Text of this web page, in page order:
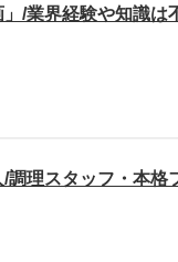
/業界経験や知識は
理スタッフ・本格